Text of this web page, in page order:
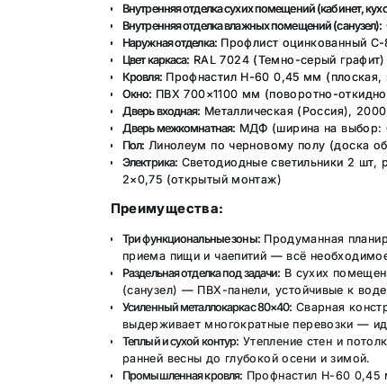
Внутренняя отделка сухих помещений (кабинет,
Внутренняя отделка влажных помещений (санузел):
Наружная отделка:Профлист оцинкованный С-
Цвет каркаса: RAL 7024 (Темно-серый графит)
Кровля:Профнастил Н-60 0,45 мм (плоская,
Окно: ПВХ 700×1100 мм (поворотно-
Дверь входная: Металлическая (Россия),
Дверь межкомнатная: МДФ (ширина на
Пол: Линолеум по черновому полу (доска
Электрика: Светодиодные светильники 2
2×0,75 (открытый монтаж)
Преимущества:
Три функциональные зоны:Продуманная
приема пищи и чаепитий — всё
Раздельная отделка под задачи: В сухих
(санузел) — ПВХ-панели, устойчивые к
Усиленный металлокаркас 80×40: Сварная
выдерживает многократные перевозки —
Теплый и сухой контур: Утепление стен и
ранней весны до глубокой осени и зимой.
Промышленная кровля: Профнастил Н-60 0,45